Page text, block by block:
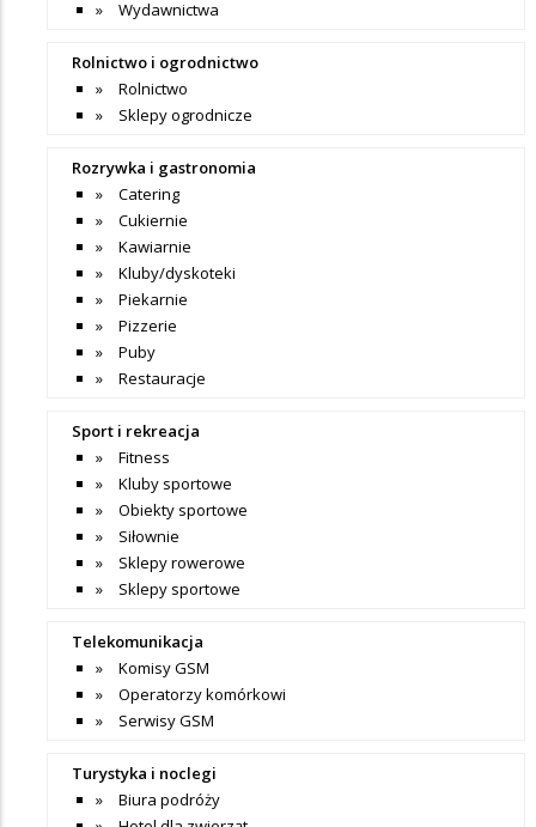
Wydawnictwa
Rolnictwo i ogrodnictwo
Rolnictwo
Sklepy ogrodnicze
Rozrywka i gastronomia
Catering
Cukiernie
Kawiarnie
Kluby/dyskoteki
Piekarnie
Pizzerie
Puby
Restauracje
Sport i rekreacja
Fitness
Kluby sportowe
Obiekty sportowe
Siłownie
Sklepy rowerowe
Sklepy sportowe
Telekomunikacja
Komisy GSM
Operatorzy komórkowi
Serwisy GSM
Turystyka i noclegi
Biura podróży